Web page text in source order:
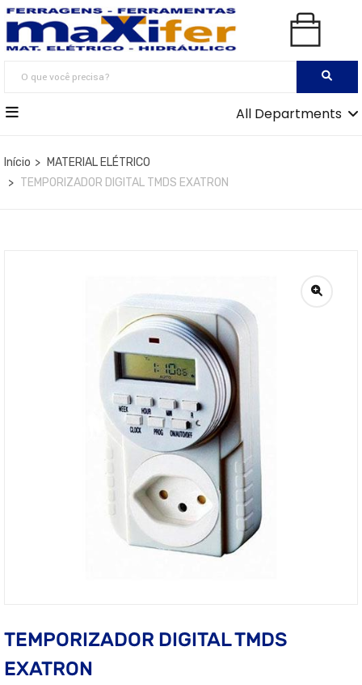
All Departments
Início
MATERIAL ELÉTRICO
TEMPORIZADOR DIGITAL TMDS EXATRON
TEMPORIZADOR DIGITAL TMDS
EXATRON